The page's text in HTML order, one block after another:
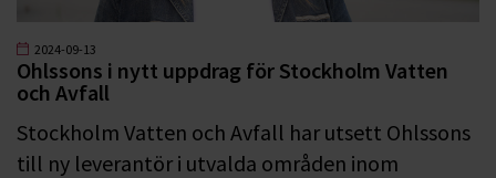
2024-09-13
Ohlssons i nytt uppdrag för Stockholm Vatten
och Avfall
Stockholm Vatten och Avfall har utsett Ohlssons
till ny leverantör i utvalda områden inom